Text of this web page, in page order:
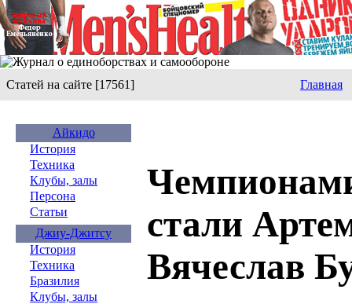
Статей на сайте [17561] Главная
Айкидо
История
Техника
Клубы, залы
Персона
Статьи
Джиу-Джитсу
История
Техника
Бразилия
Клубы, залы
стали
Вячеслав